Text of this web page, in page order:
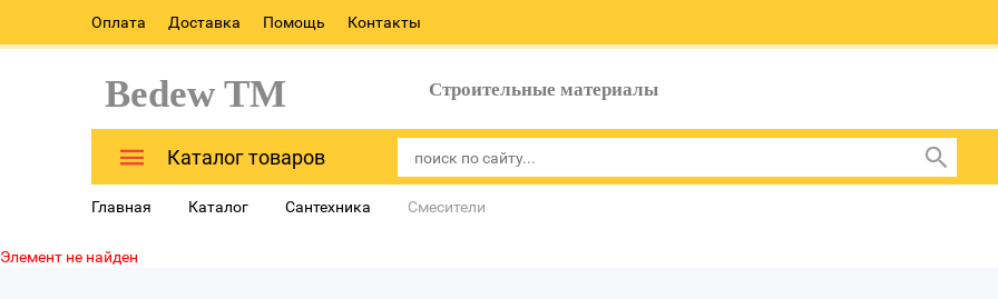
Оплата Доставка Помощь Контакты
Bedew TM Строительные материалы
Каталог товаров
Главная Каталог Сантехника Смесители
Элемент не найден